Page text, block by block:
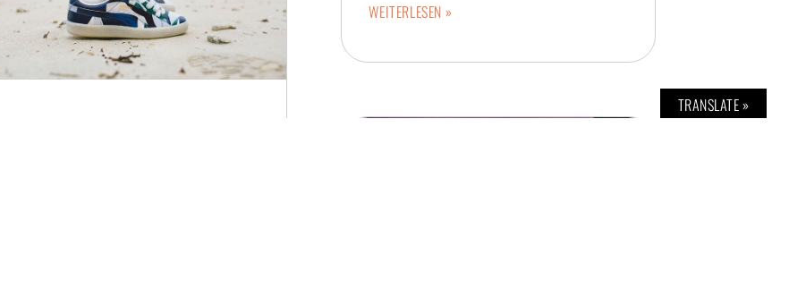
WEITERLESEN »
TRANSLATE »